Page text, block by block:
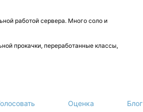
работой сервера. Много соло и
прокачки, переработанные классы,
Оценка Блог